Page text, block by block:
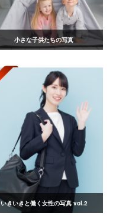
小さな子供たちの写真
いきいきと働く女性の写真 vol.2